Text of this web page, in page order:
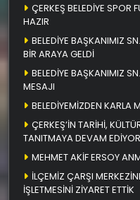
ÇERKEŞ BELEDİYE SPOR
HAZIR
BELEDİYE BAŞKANIMIZ
BİR ARAYA GELDİ
BELEDİYE BAŞKANIMIZ
MESAJI
BELEDİYEMİZDEN KARLA
ÇERKEŞ’İN TARİHİ,
TANITMAYA DEVAM
MEHMET AKİF ERSOY
İLÇEMİZ ÇARŞI
İŞLETMESİNİ ZİYARET ETTİK